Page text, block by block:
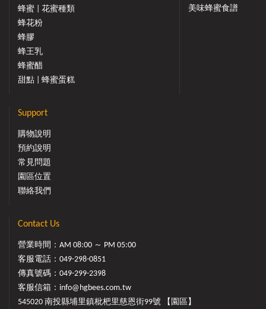
蜂蜜 | 花蜜種類
蜂花粉
蜂膠
蜂王乳
蜂蜜醋
甜點 | 蜂蜜蛋糕
美味蜂蜜食譜
Support
購物說明
預約說明
常見問題
園區位置
聯絡我們
Contact Us
營業時間：AM 08:00 ～ PM 05:00
客服電話： 049-298-0851
傳真號碼：049-299-2398
客服信箱： info@hgbees.com.tw
545020 南投縣埔里鎮枇杷里慈恩街99號 【園區】